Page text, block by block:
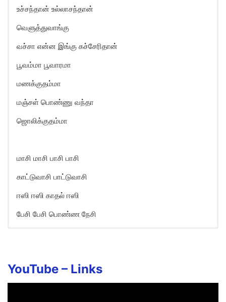
உச்சந்தான் உல்லாசந்தான்
வெளுத்துவாங்கு
வச்சா என்ன இங்கு கச்சேரிதான்
பூவம்மா பூவாரமா
மணக்குதம்மா
மஞ்சள் பொண்ணு வந்தா
ஜொலிக்குதம்மா
மாசி மாசி பாசி பாசி
காட்டுவாசி பாட்டுவாசி
ஈஸி ஈஸி காதல் ஈஸி
பேசி பேசி பொண்ண நேசி
Maasimmaasi paasippaasi
Kaattuvaasi paattuvaasi
YouTube – Links